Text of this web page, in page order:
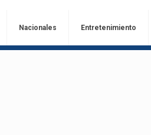
Nacionales Entretenimiento